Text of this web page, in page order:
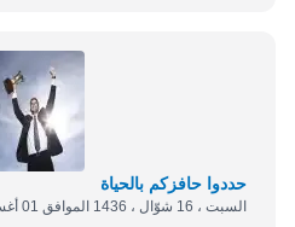
واستمرارها قوية مؤثرة، يجب ألَّا
تقتنع بالقيام بأعمالها بطريقة
على عاتقها بأمانة وإخلاص, على
حددوا حافزكم بالحياة
السبت ، 16 شوّال ، 1436 الموافق 01 أغسطس 2015